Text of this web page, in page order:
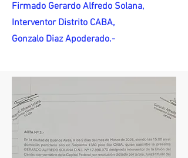
Firmado Gerardo Alfredo Solana,
Interventor Distrito CABA,
Gonzalo Diaz Apoderado.-